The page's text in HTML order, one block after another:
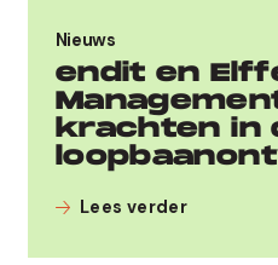
Nieuws
endit en
krachten in
Lees verder
endit over duurzame
We gaanvertrouwelijkom